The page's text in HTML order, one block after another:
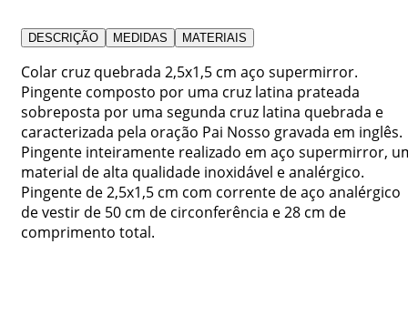
DESCRIÇÃO MEDIDAS MATERIAIS
Colar cruz quebrada 2,5x1,5 cm aço supermirror.
Pingente composto por uma cruz latina prateada
sobreposta por uma segunda cruz latina quebrada e
caracterizada pela oração Pai Nosso gravada em inglês.
Pingente inteiramente realizado em aço supermirror,
material de alta qualidade inoxidável e analérgico.
Pingente de 2,5x1,5 cm com corrente de aço analérgico
de vestir de 50 cm de circonferência e 28 cm de
comprimento total.